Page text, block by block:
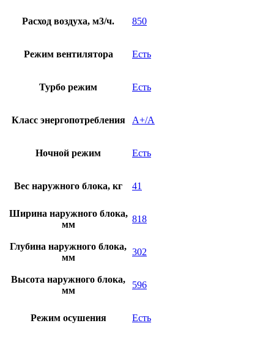
Расход воздуха, м3/ч. 850
Режим вентилятора Есть
Турбо режим Есть
Класс энергопотребления A+/A
Ночной режим Есть
Вес наружного блока, кг 41
Ширина наружного блока,
мм
818
Глубина наружного блока,
мм
302
Высота наружного блока,
мм
596
Режим осушения Есть